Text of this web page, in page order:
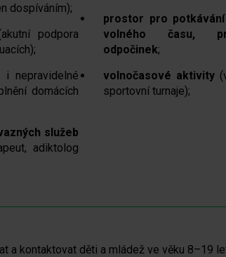
dospíváním);
podpora
i nepravidelné
domácích
služeb
adiktolog
prostor pro
volného času,
odpočinek;
volnočasové aktivity
sportovní turnaje);
a kontaktovat děti a mládež ve věku 8–19